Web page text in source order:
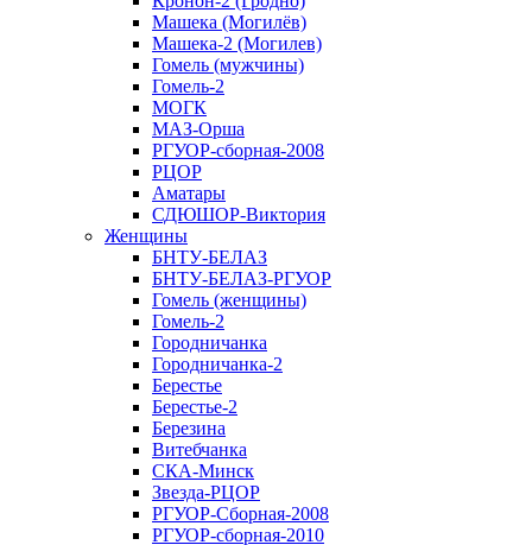
Машека (Могилёв)
Машека-2 (Могилев)
Гомель (мужчины)
Гомель-2
МОГК
МАЗ-Орша
РГУОР-сборная-2008
РЦОР
Аматары
СДЮШОР-Виктория
Женщины
БНТУ-БЕЛАЗ
БНТУ-БЕЛАЗ-РГУОР
Гомель (женщины)
Гомель-2
Городничанка
Городничанка-2
Берестье
Берестье-2
Березина
Витебчанка
СКА-Минск
Звезда-РЦОР
РГУОР-Сборная-2008
РГУОР-сборная-2010